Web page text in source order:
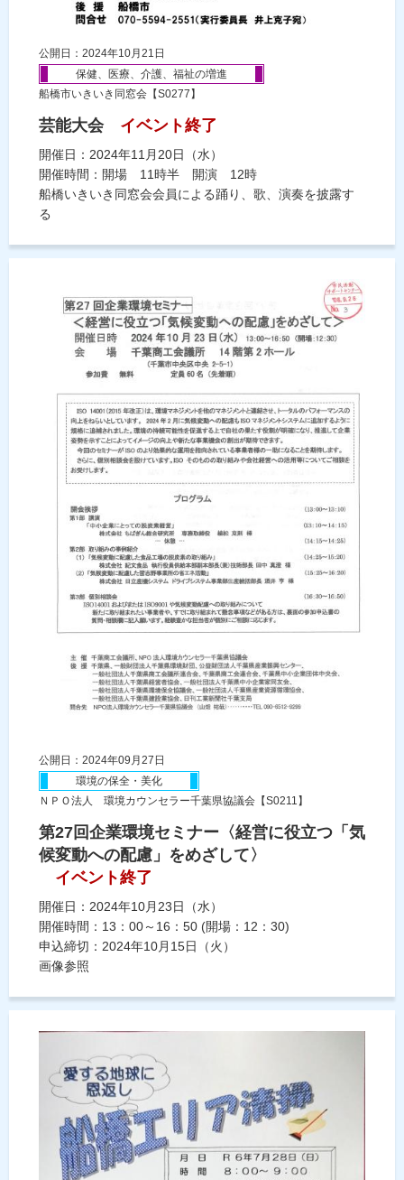
公開日：2024年10月21日
保健、医療、介護、福祉の増進
船橋市いきいき同窓会【S0277】
芸能大会 イベント終了
開催日：2024年11月20日（水）
開催時間：開場 11時半 開演 12時
船橋いきいき同窓会会員による踊り、歌、演奏を披露す
る
公開日：2024年09月27日
環境の保全・美化
ＮＰＯ法人 環境カウンセラー千葉県協議会【S0211】
第27回企業環境セミナー〈経営に役立つ「気
候変動への配慮」をめざして〉
イベント終了
開催日：2024年10月23日（水）
開催時間：13：00～16：50 (開場：12：30)
申込締切：2024年10月15日（火）
画像参照